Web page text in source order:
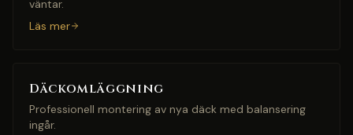
väntar.
Läs mer
Däckomläggning
Professionell montering av nya däck med balansering
ingår.